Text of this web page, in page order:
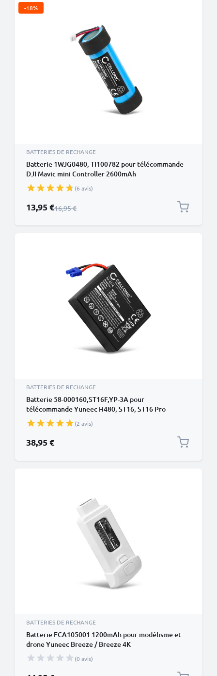
-18%
BATTERIES DE RECHANGE
Batterie 1WJG0480, TI100782 pour télécommande
DJI Mavic mini Controller 2600mAh
(6 avis)
Prix spécial
13,95 €Prix normal
16,95 €
BATTERIES DE RECHANGE
Batterie 58-000160,ST16F,YP-3A pour
télécommande Yuneec H480, ST16, ST16 Pro
Remote Controller 8700mAh
(2 avis)
38,95 €
BATTERIES DE RECHANGE
Batterie FCA105001 1200mAh pour modélisme et
drone Yuneec Breeze / Breeze 4K
(0 avis)